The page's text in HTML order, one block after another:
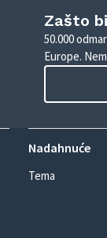
Zašto
50.000
Europe.
Nadahnuće
Tema